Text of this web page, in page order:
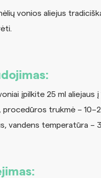
vonios aliejus
įpilkite 25 ml
procedūros trukmė –
vandens temperatūra –